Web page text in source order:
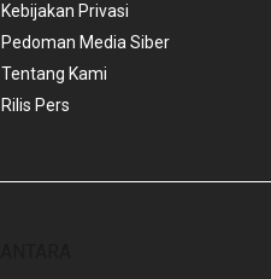
Kebijakan Privasi
Pedoman Media Siber
Tentang Kami
Rilis Pers